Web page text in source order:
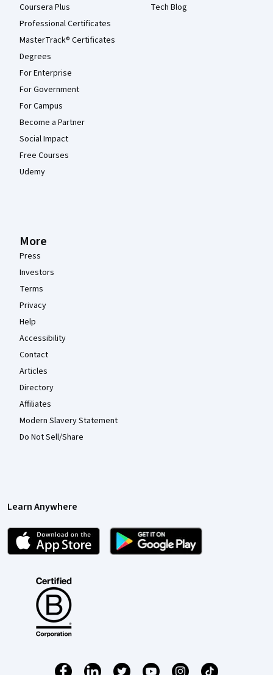
Coursera Plus
Professional Certificates
MasterTrack® Certificates
Degrees
For Enterprise
For Government
For Campus
Become a Partner
Social Impact
Free Courses
Udemy
Tech Blog
More
Press
Investors
Terms
Privacy
Help
Accessibility
Contact
Articles
Directory
Affiliates
Modern Slavery Statement
Do Not Sell/Share
Learn Anywhere